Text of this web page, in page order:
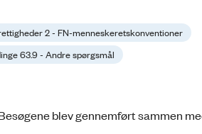
2 - FN-menneskeretskonventioner
63.9 - Andre spørgsmål
blev gennemført sammen